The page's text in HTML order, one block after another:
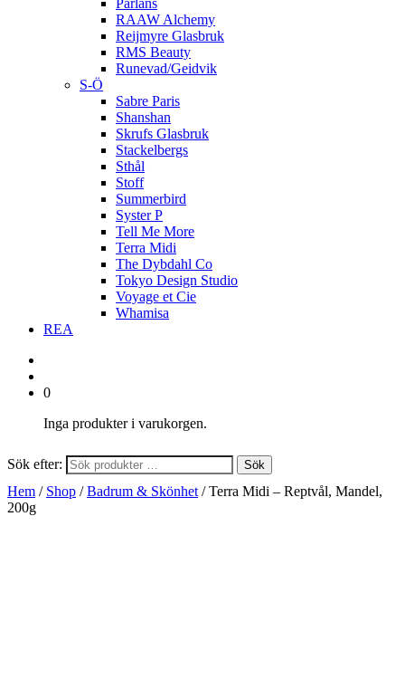
Pärlans
RAAW Alchemy
Reijmyre Glasbruk
RMS Beauty
Runevad/Geidvik
S-Ö
Sabre Paris
Shanshan
Skrufs Glasbruk
Stackelbergs
Sthål
Stoff
Summerbird
Syster P
Tell Me More
Terra Midi
The Dybdahl Co
Tokyo Design Studio
Voyage et Cie
Whamisa
REA
0
Inga produkter i varukorgen.
Sök efter: Sök
Hem / Shop /Badrum & Skönhet / Terra Midi – Reptvål, Mandel,
200g